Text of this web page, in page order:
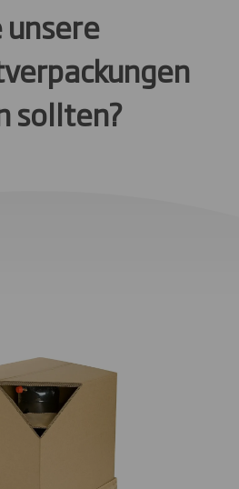
unsere
sollten?